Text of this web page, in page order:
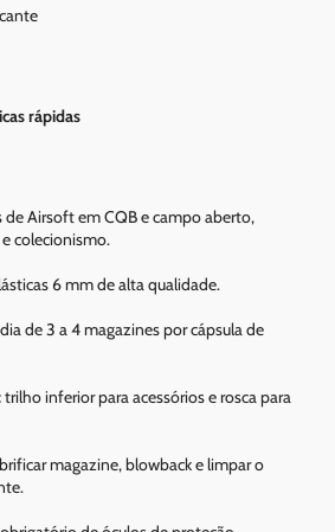
rápidas
de Airsoft em CQB e campo aberto,
colecionismo.
6 mm de alta qualidade.
de 3 a 4 magazines por cápsula de
trilho inferior para acessórios e rosca para
magazine, blowback e limpar o